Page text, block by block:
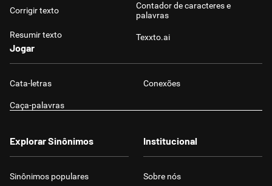
Corrigir texto
Resumir texto
Contador de caracteres e
palavras
Texxto.ai
Jogar
Cata-letras Conexões
Caça-palavras
Explorar Sinônimos
Sinônimos populares
Institucional
Sobre nós